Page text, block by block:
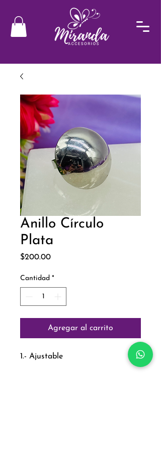
Anillo Círculo
Plata
$200.00Precio
Cantidad *
Agregar al carrito
1.- Ajustable